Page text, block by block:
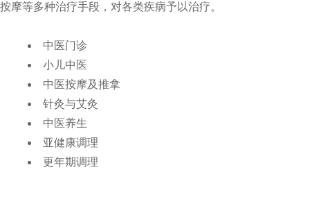
按摩等多种治疗手段，对各类疾病予以治疗。
中医门诊
小儿中医
中医按摩及推拿
针灸与艾灸
中医养生
亚健康调理
更年期调理